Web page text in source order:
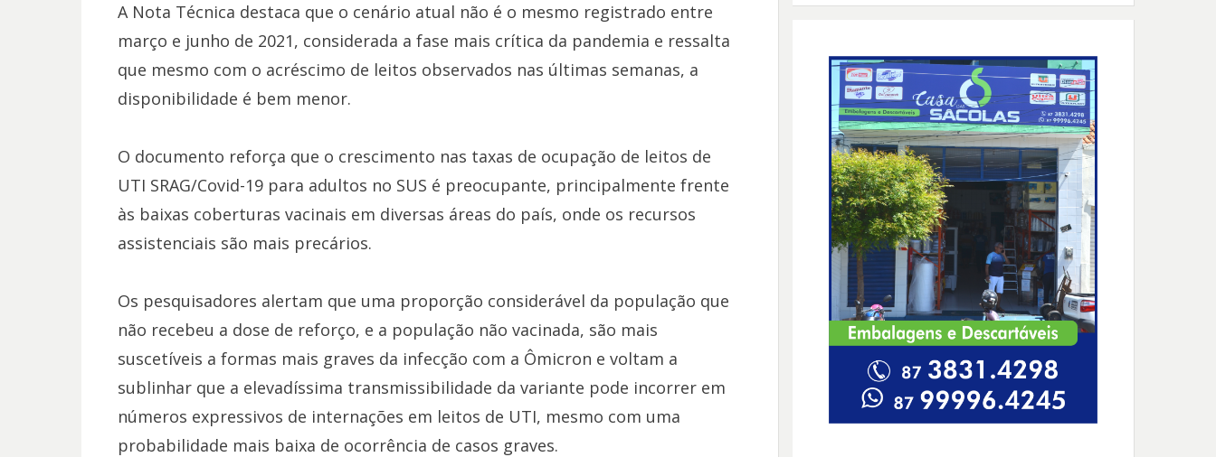
A Nota Técnica destaca que o cenário atual não é o mesmo registrado entre
março e junho de 2021, considerada a fase mais crítica da pandemia e ressalta
que mesmo com o acréscimo de leitos observados nas últimas semanas, a
disponibilidade é bem menor.
O documento reforça que o crescimento nas taxas de ocupação de leitos de
UTI SRAG/Covid-19 para adultos no SUS é preocupante, principalmente frente
às baixas coberturas vacinais em diversas áreas do país, onde os recursos
assistenciais são mais precários.
Os pesquisadores alertam que uma proporção considerável da população que
não recebeu a dose de reforço, e a população não vacinada, são mais
suscetíveis a formas mais graves da infecção com a Ômicron e voltam a
sublinhar que a elevadíssima transmissibilidade da variante pode incorrer em
números expressivos de internações em leitos de UTI, mesmo com uma
probabilidade mais baixa de ocorrência de casos graves.